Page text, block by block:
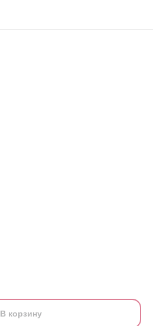
В корзину